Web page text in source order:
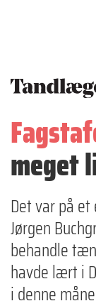
meget
Det var på
Jørgen
behandle
havde lært i
i denne